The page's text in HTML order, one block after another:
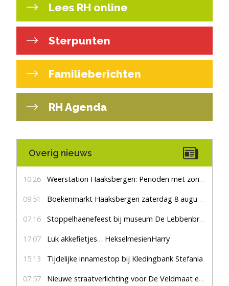
Lees RH online
Sterpunten
Familieberichten
RH Agenda
Overig nieuws
10:26 Weerstation Haaksbergen: Perioden met zon en droog
09:51 Boekenmarkt Haaksbergen zaterdag 8 augustus, marktplein Haaksbergen
07:16 Stoppelhaenefeest bij museum De Lebbenbrugge
17:07 Luk akkefietjes… HekselmesienHarry
15:13 Tijdelijke innamestop bij Kledingbank Stefania
07:57 Nieuwe straatverlichting voor De Veldmaat en De Pas